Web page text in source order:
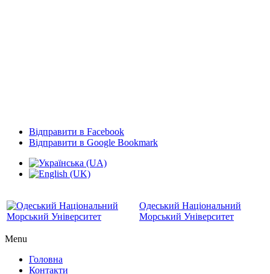
Відправити в Facebook
Відправити в Google Bookmark
Одеський Національний
Морський Університет
Menu
Головна
Контакти